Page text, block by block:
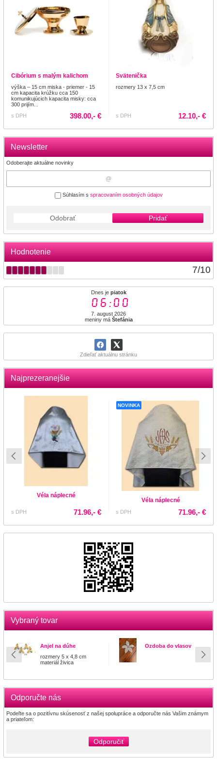
Newsletter
Odoberajte aktuálne novinky
Súhlasím s spracovaním osobných údajov
Odobrať Pridať
Hodnotenie
7/10
Dnes je piatok
06:00
7. august 2026
meniny má Štefánia
Zdieľať aktuálnu stránku
Najprezeranejšie
Véla náplecné
s DPH 71.96,- €
NOVINKA
Véla náplecné
s DPH 71.96,- €
Vybraný tovar
Anjel na dúhe
rozmery 5 x 4,8 cm
materiál živica
Ozdoba do vlasov
Odporučte nás
Podeľte sa o pozitívnu skúsenosť z našej spolupráce a odporučte nás Vašim známym
a priateľom:
Odporučiť
Cibórium s malým kalichom
výška – 15 cm miska - priemer - 15
cm kapacita krúžku cca 150
komunikujúcich kapacita misky: cca
300 prijím...
s DPH
398.00,- €
Svätenička
rozmery 13 x 7,5 cm
s DPH 12.10,- €